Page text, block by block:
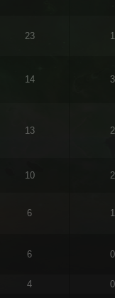
23 1
14 3
13 2
10 2
6 1
6 0
4 0